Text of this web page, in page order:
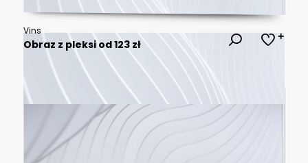
Vins
Obraz z pleksi od 123 zł